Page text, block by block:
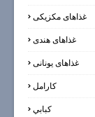
غذاهای مکزیکی
غذاهای هندی
غذاهای یونانی
كارامل
كبابي